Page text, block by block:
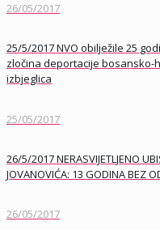
26/05/2017
25/5/2017 NVO obilježile 25
zločina deportacije bosansko-
izbjeglica
25/05/2017
26/5/2017 NERASVIJETLJENO
JOVANOVIĆA: 13 GODINA BEZ
26/05/2017